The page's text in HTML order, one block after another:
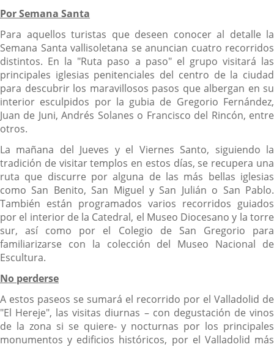
Por Semana Santa
Para aquellos turistas que deseen conocer al detalle la
Semana Santa vallisoletana se anuncian cuatro recorridos
distintos. En la "Ruta paso a paso" el grupo visitará las
principales iglesias penitenciales del centro de la ciudad
para descubrir los maravillosos pasos que albergan en su
interior esculpidos por la gubia de Gregorio Fernández,
Juan de Juni, Andrés Solanes o Francisco del Rincón, entre
otros.
La mañana del Jueves y el Viernes Santo, siguiendo la
tradición de visitar templos en estos días, se recupera una
ruta que discurre por alguna de las más bellas iglesias
como San Benito, San Miguel y San Julián o San Pablo.
También están programados varios recorridos guiados
por el interior de la Catedral, el Museo Diocesano y la torre
sur, así como por el Colegio de San Gregorio para
familiarizarse con la colección del Museo Nacional de
Escultura.
No perderse
A estos paseos se sumará el recorrido por el Valladolid de
"El Hereje", las visitas diurnas – con degustación de vinos
de la zona si se quiere- y nocturnas por los principales
monumentos y edificios históricos, por el Valladolid más